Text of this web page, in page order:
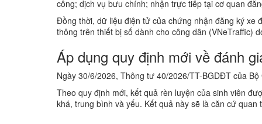
công; dịch vụ bưu chính; nhận trực tiếp tại cơ quan
Đồng thời, dữ liệu điện tử của chứng nhận đăng ký xe
thông trên thiết bị số dành cho công dân (VNeTraffic)
Áp dụng quy định mới về đánh
Ngày 30/6/2026, Thông tư 40/2026/TT-BGDĐT của
Theo quy định mới, kết quả rèn luyện của sinh viên
khá, trung bình và yếu. Kết quả này sẽ là căn cứ